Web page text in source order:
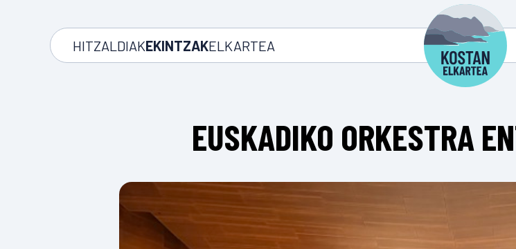
HITZALDIAKEKINTZAKELKARTEA
EUSKADIKO ORKESTRA